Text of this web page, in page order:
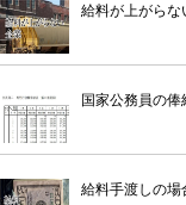
給料が上がらな
国家公務員の俸
給料手渡しの場